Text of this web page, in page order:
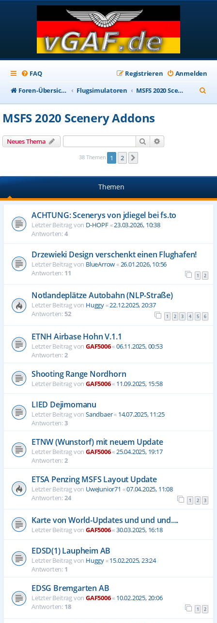
FAQ Anmelden
Registrieren
Foren-Übersicht
Flugsimulatoren MSFS 2020 Scenery Addons
u
MSFS 2020 Scenery Addons
Neues Thema Suche
38 Themen 1 2
Themen
ACHTUNG: Scenerys von jdiegel bei fs.to
Letzter Beitrag von D-HOPF«23.03.2026, 10:38
Antworten:4
Drzewieki Design verschenkt einen Flughafen!
Letzter Beitrag von BlueArrow«26.01.2026, 10:56
Antworten: 11 1 2
Notlandeplätze Autobahn (NLP-Straße)
Letzter Beitrag von Huggy«22.12.2025, 20:37
Antworten:52 1 2 3 4 5 6
ETNH Airbase Hohn V.1.1
Letzter Beitrag von GAF5006«06.11.2025, 00:53
Antworten:2
Shooting Range Nordhorn
Letzter Beitrag von GAF5006« 11.09.2025, 15:58
LIED Dejimomanu
Letzter Beitrag von Sandbaer« 14.07.2025, 11:25
Antworten:3
ETNW (Wunstorf) mit neuem Update
Letzter Beitrag von GAF5006«25.04.2025, 19:17
Antworten:2
ETSA Penzing MSFS Layout Update
Letzter Beitrag von UweJunior71 «07.04.2025, 11:08
Antworten:24 1 2 3
Karte von World-Updates und und und....
Letzter Beitrag von GAF5006«30.03.2025, 16:18
EDSD(1) Laupheim AB
Letzter Beitrag von Huggy«15.02.2025, 23:24
Antworten: 1
EDSG Bremgarten AB
Letzter Beitrag von GAF5006« 10.02.2025, 20:06
Antworten: 18 1 2